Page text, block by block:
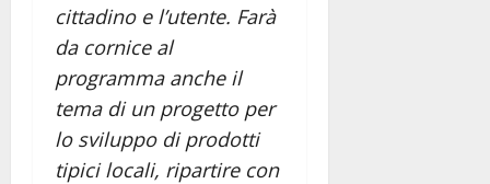
cittadino e l’utente. Farà
da cornice al
programma anche il
tema di un progetto per
lo sviluppo di prodotti
tipici locali, ripartire con